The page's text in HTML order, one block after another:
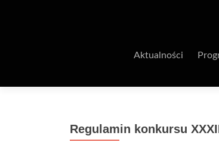
Aktualności
Regulamin konkursu